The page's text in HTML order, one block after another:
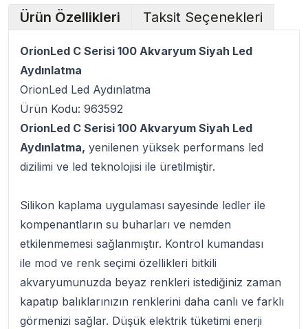
Ürün Özellikleri Taksit Seçenekleri
OrionLed C Serisi 100 Akvaryum Siyah Led
Aydınlatma
OrionLed Led Aydınlatma
Ürün Kodu: 963592
OrionLed C Serisi 100 Akvaryum Siyah Led
Aydınlatma, yenilenen yüksek performans led
dizilimi ve led teknolojisi ile üretilmiştir.
Silikon kaplama uygulaması sayesinde ledler ile
kompenantların su buharları ve nemden
etkilenmemesi sağlanmıştır. Kontrol kumandası
ile mod ve renk seçimi özellikleri bitkili
akvaryumunuzda beyaz renkleri istediğiniz zaman
kapatıp balıklarınızın renklerini daha canlı ve farklı
görmenizi sağlar. Düşük elektrik tüketimi enerji